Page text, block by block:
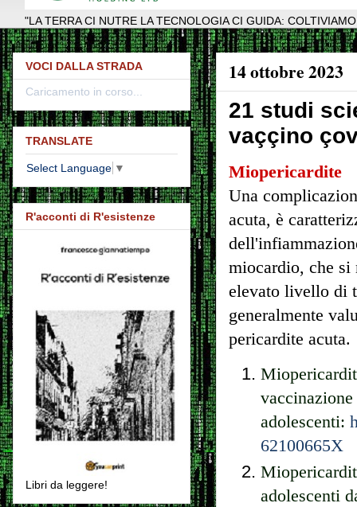
"LA TERRA CI NUTRE LA TECNOLOGIA CI GUIDA:
14 ottobre 2023
21 studi
vaççino
Miopericardite
Una
acuta, è
miocardio, che si
elevato livello di
generalmente
pericardite acuta.
adolescenti:
62100665X
adolescenti
VOCI DALLA STRADA
Caricamento in corso...
TRANSLATE
Select Language ▼
R'acconti di R'esistenze
Libri da leggere!